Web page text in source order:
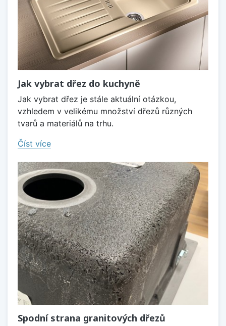
Jak vybrat dřez do kuchyně
Jak vybrat dřez je stále aktuální otázkou,
vzhledem v velikému množství dřezů různých
tvarů a materiálů na trhu.
Číst více
Spodní strana granitových dřezů